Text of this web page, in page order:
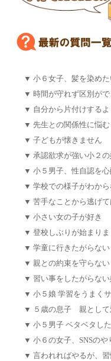
▼ 小６女子、髪を染め
▼ 時間が守れず区別が
▼ 自分から片付けする
▼ 先生との関係性に悩む
▼ 子どもが懐きません
▼ 承認欲求が強い小２の
▼ 小５男子、性自認を
▼ 学校での様子がわか
▼ 苦手なことから逃げて
▼ 小さい女の子が好き
▼ 登校しぶりが始まりま
▼ 学童に行きたがらない
▼ 親との約束を守らない
▼ 習い事をしたがらない
▼ 小５娘 学習をうまく
▼
５歳の息子 親として
▼ 小５男子 ベタベタし
▼ 小６の女子、SNSの
▼ 言われればやるが、